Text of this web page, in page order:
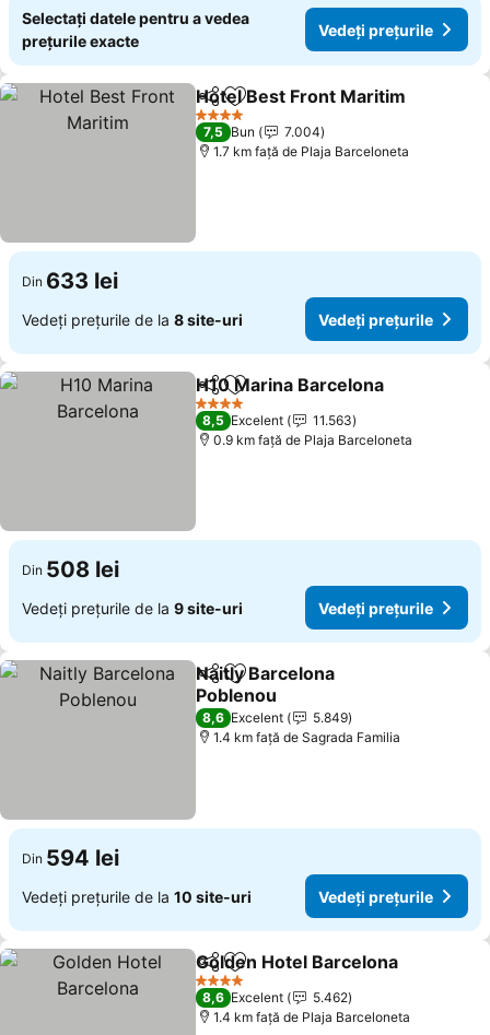
Selectați datele pentru a vedea
prețurile exacte
Vedeți prețurile
DistribuițiAdăugaţi la favorite
Hotel Best Front Maritim
4 Stele
7,5 Bun
7.004
1.7 km faţă de Plaja Barceloneta
Din 633 lei
Vedeți prețurile de la 8 site-uri Vedeți prețurile
DistribuițiAdăugaţi la favorite
H10 Marina Barcelona
4 Stele
8,5 Excelent
11.563
0.9 km faţă de Plaja Barceloneta
Din 508 lei
Vedeți prețurile de la 9 site-uri Vedeți prețurile
DistribuițiAdăugaţi la favorite
Naitly Barcelona
Poblenou
8,6 Excelent
5.849
1.4 km faţă de Sagrada Familia
Din 594 lei
Vedeți prețurile de la 10 site-uri Vedeți prețurile
DistribuițiAdăugaţi la favorite
Golden Hotel Barcelona
4 Stele
8,6 Excelent
5.462
1.4 km faţă de Plaja Barceloneta